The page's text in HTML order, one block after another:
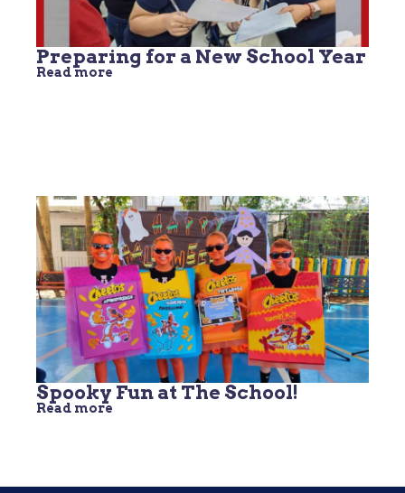
Preparing for a New School Year
Read more
Spooky Fun at The School!
Read more